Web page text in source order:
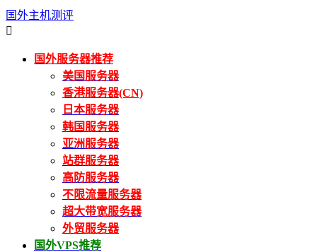
国外主机测评

国外服务器推荐
美国服务器
香港服务器(CN)
日本服务器
韩国服务器
亚洲服务器
站群服务器
高防服务器
不限流量服务器
超大带宽服务器
外贸服务器
国外VPS推荐